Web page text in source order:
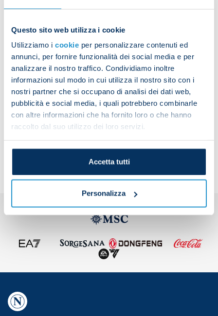
Questo sito web utilizza i cookie
Utilizziamo i cookie per personalizzare contenuti ed
annunci, per fornire funzionalità dei social media e per
analizzare il nostro traffico. Condividiamo inoltre
informazioni sul modo in cui utilizza il nostro sito con i
nostri partner che si occupano di analisi dei dati web,
pubblicità e social media, i quali potrebbero combinarle
con altre informazioni che ha fornito loro o che hanno
raccolto dal suo utilizzo dei loro servizi.
Accetta tutti
Personalizza
upcoming Champions League game against
Chelsea.
The starting XI from Sunday’s match took part in a
recovery session, while the rest of the team
worked on technical and tactical drills.